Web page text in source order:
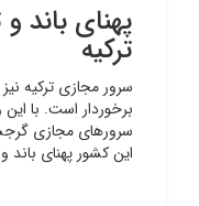
پهنای باند
ترکیه
سرور مجازی ترکیه نیز
برخوردار است. با این
سرورهای مجازی
این کشور پهنای باند